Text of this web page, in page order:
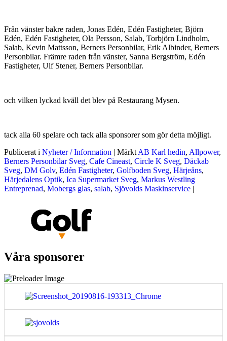
Från vänster bakre raden, Jonas Edén, Edén Fastigheter, Björn
Edén, Edén Fastigheter, Ola Persson, Salab, Torbjörn Lindholm,
Salab, Kevin Mattsson, Berners Personbilar, Erik Albinder, Berners
Personbilar. Främre raden från vänster, Sanna Bergström, Edén
Fastigheter, Ulf Stener, Berners Personbilar.
och vilken lyckad kväll det blev på Restaurang Mysen.
tack alla 60 spelare och tack alla sponsorer som gör detta möjligt.
Publicerat i Nyheter / Information MärktAB Karl hedin, Allpower,
Berners Personbilar Sveg, Cafe Cineast, Circle K Sveg, Däckab
Sveg, DM Golv, Edén Fastigheter, Golfboden Sveg, Härjeåns,
Härjedalens Optik, Ica Supermarket Sveg, Markus Westling
Entreprenad, Mobergs glas, salab, Sjövolds Maskinservice
Våra sponsorer